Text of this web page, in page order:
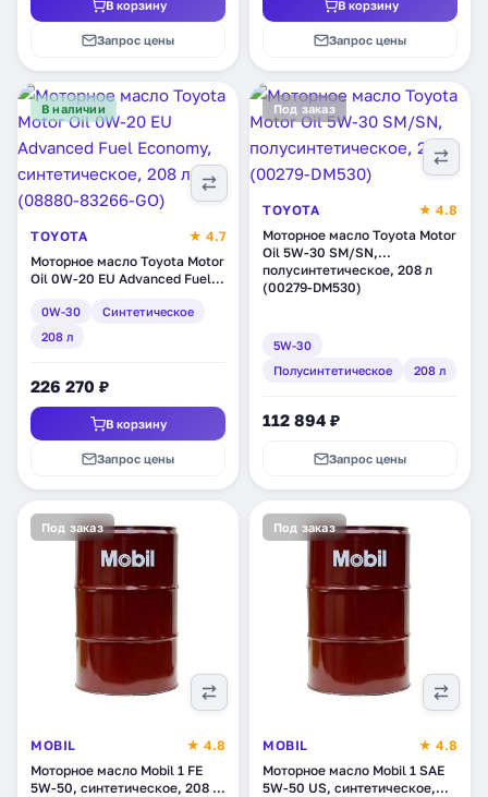
В корзину
Запрос цены
В корзину
Запрос цены
В наличии
TOYOTA
★ 4.7
Моторное масло Toyota Motor
Oil 0W-20 EU Advanced Fuel
л (08880-83266-GO)
0W-30
Синтетическое
208 л
226 270 ₽
В корзину
Запрос цены
Под заказ
TOYOTA
★ 4.8
Моторное масло Toyota Motor
Oil 5W-30 SM/SN,
полусинтетическое, 208 л
(00279-DM530)
5W-30
Полусинтетическое
208 л
112 894 ₽
Запрос цены
Под заказ
MOBIL
★ 4.8
Моторное масло Mobil 1 FE
5W-50, синтетическое, 208 л
Под заказ
MOBIL
★ 4.8
Моторное масло Mobil 1 SAE
5W-50 US, синтетическое,